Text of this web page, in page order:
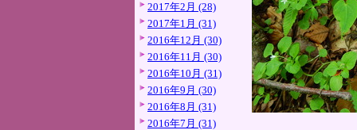
2017年2月 (28)
2017年1月 (31)
2016年12月 (30)
2016年11月 (30)
2016年10月 (31)
2016年9月 (30)
2016年8月 (31)
2016年7月 (31)